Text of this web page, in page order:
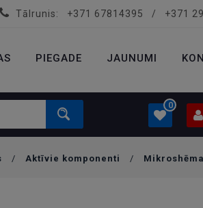
Tālrunis: +371 67814395 / +371
PIEGADE JAUNUMI
0
Ielogoties
/ Aktīvie komponenti /